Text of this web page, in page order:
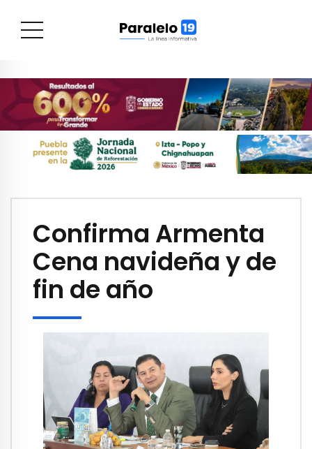
Confirma Armenta
Cena navideña y de
fin de año